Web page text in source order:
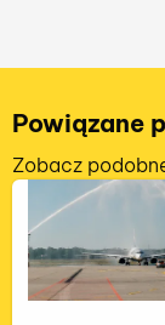
Powiązane
Zobacz